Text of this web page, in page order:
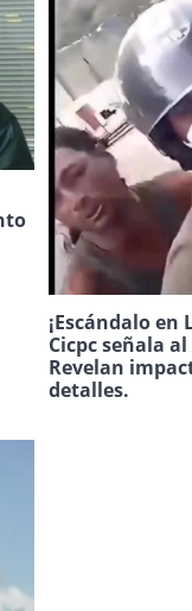
¡Escándalo en
Cicpc señala al
Revelan
detalles.